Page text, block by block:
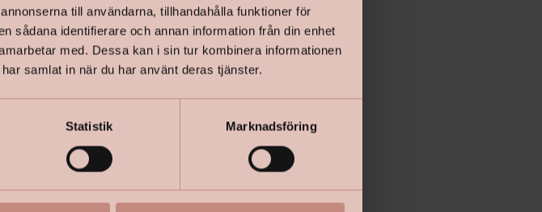
till användarna, tillhandahålla funktioner för
sådana identifierare och annan information från din enhet
med. Dessa kan i sin tur kombinera informationen
samlat in när du har använt deras tjänster.
Statistik Marknadsföring